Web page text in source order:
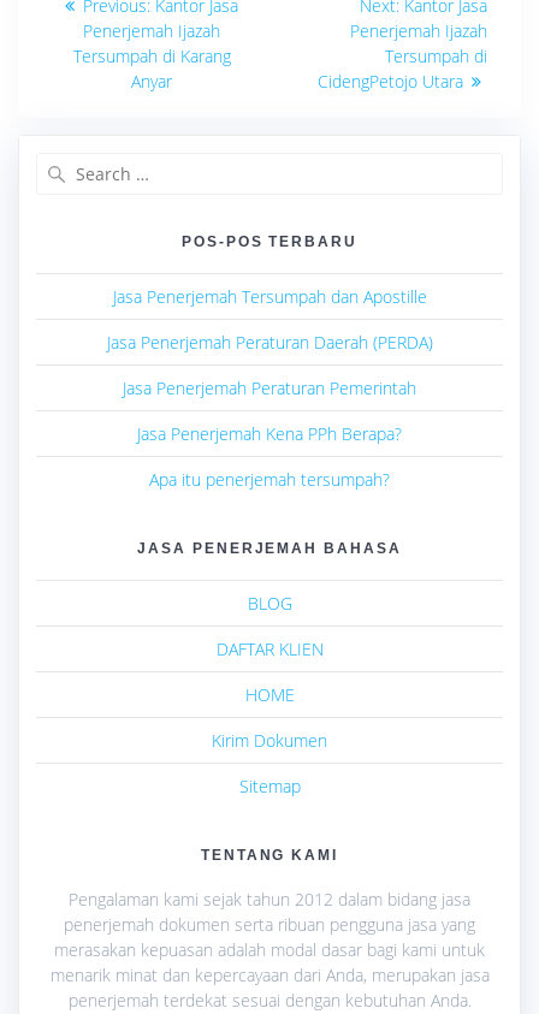
pos
Previous: Previous
post:
Kantor Jasa
Penerjemah Ijazah
Tersumpah di Karang
Anyar
Next: Next
post:
Kantor Jasa
Penerjemah Ijazah
Tersumpah di
CidengPetojo Utara
POS-POS TERBARU
Jasa Penerjemah Tersumpah dan Apostille
Jasa Penerjemah Peraturan Daerah (PERDA)
Jasa Penerjemah Peraturan Pemerintah
Jasa Penerjemah Kena PPh Berapa?
Apa itu penerjemah tersumpah?
JASA PENERJEMAH BAHASA
BLOG
DAFTAR KLIEN
HOME
Kirim Dokumen
Sitemap
TENTANG KAMI
Pengalaman kami sejak tahun 2012 dalam bidang jasa
penerjemah dokumen serta ribuan pengguna jasa yang
merasakan kepuasan adalah modal dasar bagi kami untuk
menarik minat dan kepercayaan dari Anda, merupakan jasa
penerjemah terdekat sesuai dengan kebutuhan Anda.